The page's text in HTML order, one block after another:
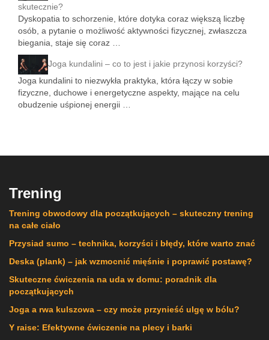
skutecznie?
Dyskopatia to schorzenie, które dotyka coraz większą liczbę
osób, a pytanie o możliwość aktywności fizycznej, zwłaszcza
biegania, staje się coraz …
Joga kundalini – co to jest i jakie przynosi korzyści?
Joga kundalini to niezwykła praktyka, która łączy w sobie
fizyczne, duchowe i energetyczne aspekty, mające na celu
obudzenie uśpionej energii …
Trening
Trening obwodowy dla początkujących – skuteczny trening
na całe ciało
Przysiad sumo – technika, korzyści i błędy, które warto znać
Deska (plank) – jak wzmocnić mięśnie i poprawić postawę?
Skuteczne ćwiczenia na uda w domu: poradnik dla
początkujących
Joga a rwa kulszowa – czy może przynieść ulgę w bólu?
Y raise: Efektywne ćwiczenie na plecy i barki